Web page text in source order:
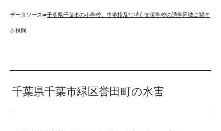
データソース➡︎千葉県千葉市の小学校、中学校及び特別支援学校の通学区域に関す
る規則
千葉県千葉市緑区誉田町の水害